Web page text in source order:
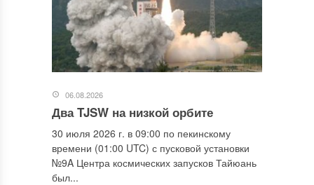
06.08.2026
Два TJSW на низкой орбите
30 июля 2026 г. в 09:00 по пекинскому
времени (01:00 UTC) с пусковой установки
№9A Центра космических запусков Тайюань
был...